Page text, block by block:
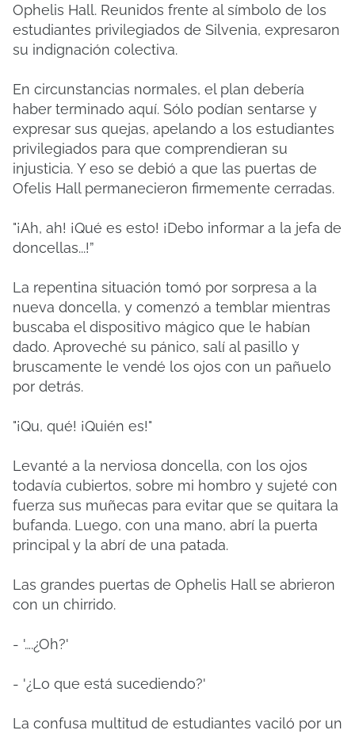
Ophelis Hall. Reunidos frente al símbolo de los
estudiantes privilegiados de Silvenia, expresaron
su indignación colectiva.
En circunstancias normales, el plan debería
haber terminado aquí. Sólo podían sentarse y
expresar sus quejas, apelando a los estudiantes
privilegiados para que comprendieran su
injusticia. Y eso se debió a que las puertas de
Ofelis Hall permanecieron firmemente cerradas.
"¡Ah, ah! ¡Qué es esto! ¡Debo informar a la jefa de
doncellas...!”
La repentina situación tomó por sorpresa a la
nueva doncella, y comenzó a temblar mientras
buscaba el dispositivo mágico que le habían
dado. Aproveché su pánico, salí al pasillo y
bruscamente le vendé los ojos con un pañuelo
por detrás.
"¡Qu, qué! ¡Quién es!"
Levanté a la nerviosa doncella, con los ojos
todavía cubiertos, sobre mi hombro y sujeté con
fuerza sus muñecas para evitar que se quitara la
bufanda. Luego, con una mano, abrí la puerta
principal y la abrí de una patada.
Las grandes puertas de Ophelis Hall se abrieron
con un chirrido.
- '….¿Oh?'
- '¿Lo que está sucediendo?'
La confusa multitud de estudiantes vaciló por un